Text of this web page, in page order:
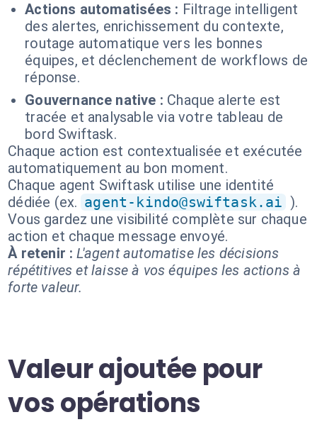
Actions automatisées : Filtrage intelligent
des alertes, enrichissement du contexte,
routage automatique vers les bonnes
équipes, et déclenchement de workflows de
réponse.
Gouvernance native : Chaque alerte est
tracée et analysable via votre tableau de
bord Swiftask.
Chaque action est contextualisée et exécutée
automatiquement au bon moment.
Chaque agent Swiftask utilise une identité
dédiée (ex. agent-kindo@swiftask.ai ).
Vous gardez une visibilité complète sur chaque
action et chaque message envoyé.
À retenir : L'agent automatise les décisions
répétitives et laisse à vos équipes les actions à
forte valeur.
Valeur ajoutée pour
vos opérations